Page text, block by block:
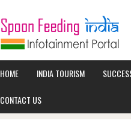
HOME INDIA TOURISM
CONTACT US